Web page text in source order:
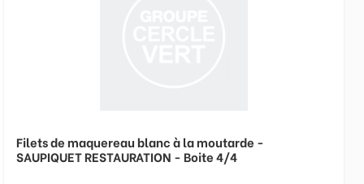
Filets de maquereau blanc à la moutarde -
SAUPIQUET RESTAURATION - Boite 4/4